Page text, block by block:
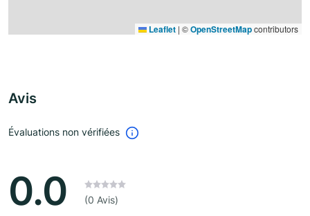
Leaflet | ©OpenStreetMapcontributors
Avis
Évaluations non vérifiées
0.0 (0 Avis)